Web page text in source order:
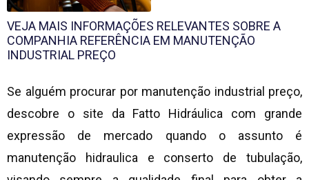
VEJA MAIS INFORMAÇÕES RELEVANTES SOBRE A
COMPANHIA REFERÊNCIA EM MANUTENÇÃO
INDUSTRIAL PREÇO
Se alguém procurar por manutenção industrial preço,
descobre o site da Fatto Hidráulica com grande
expressão de mercado quando o assunto é
manutenção hidraulica e conserto de tubulação,